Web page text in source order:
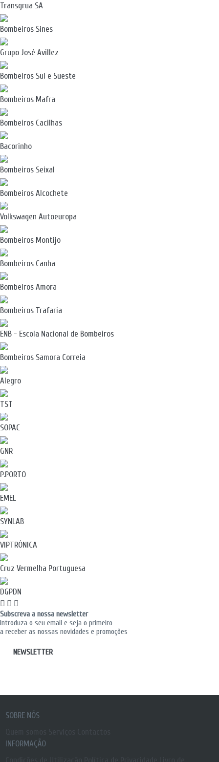
Transgrua SA
Bombeiros Sines
Grupo José Avillez
Bombeiros Sul e Sueste
Bombeiros Mafra
Bombeiros Cacilhas
Bacorinho
Bombeiros Seixal
Bombeiros Alcochete
Volkswagen Autoeuropa
Bombeiros Montijo
Bombeiros Canha
Bombeiros Amora
Bombeiros Trafaria
ENB - Escola Nacional de Bombeiros
Bombeiros Samora Correia
Alegro
TST
SOPAC
GNR
P.PORTO
EMEL
SYNLAB
VIPTRÓNICA
Cruz Vermelha Portuguesa
DGPDN
Subscreva a nossa newsletter
Introduza o seu email e seja o primeiro
a receber as nossas novidades e promoções
NEWSLETTER
SOBRE NÓS
INFORMAÇÃO